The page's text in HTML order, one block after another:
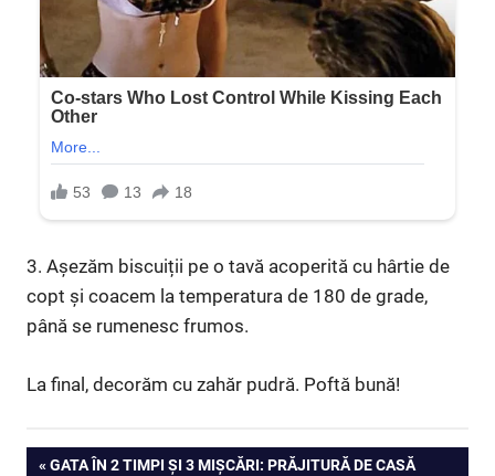
3. Așezăm biscuiții pe o tavă acoperită cu hârtie de
copt și coacem la temperatura de 180 de grade,
până se rumenesc frumos.
La final, decorăm cu zahăr pudră. Poftă bună!
Navigare
PREVIOUS
GATA ÎN 2 TIMPI ȘI 3 MIȘCĂRI: PRĂJITURĂ DE CASĂ